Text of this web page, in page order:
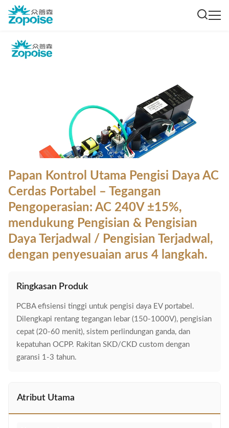
Papan Kontrol Utama Pengisi Daya AC
Cerdas Portabel – Tegangan
Pengoperasian: AC 240V ±15%,
mendukung Pengisian & Pengisian
Daya Terjadwal / Pengisian Terjadwal,
dengan penyesuaian arus 4 langkah.
Ringkasan Produk
PCBA efisiensi tinggi untuk pengisi daya EV portabel.
Dilengkapi rentang tegangan lebar (150-1000V), pengisian
cepat (20-60 menit), sistem perlindungan ganda, dan
kepatuhan OCPP. Rakitan SKD/CKD custom dengan
garansi 1-3 tahun.
Atribut Utama